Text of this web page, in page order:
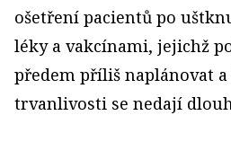
ošetření pacientů po
léky a vakcínami, jejichž
předem příliš naplánovat
trvanlivosti se nedají